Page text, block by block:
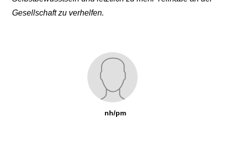
Gesellschaft zu verhelfen.
nh/pm